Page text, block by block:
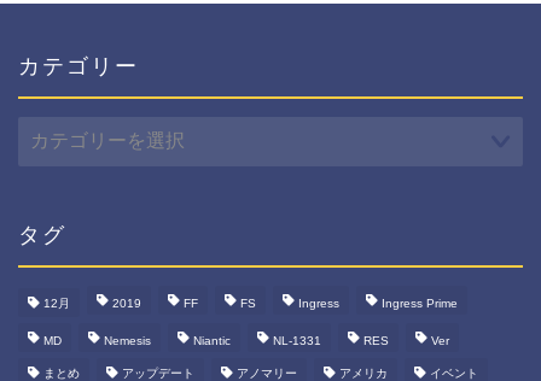
カテゴリー
テ
ー
タグ
12月 2019 FF FS Ingress Ingress Prime
MD Nemesis Niantic NL-1331 RES Ver
まとめ アップデート アノマリー アメリカ イベント